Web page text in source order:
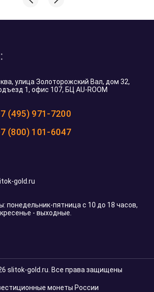
улица Золоторожский Вал, дом 32,
1, офис 107, БЦ AU-ROOM
(495) 971-7200
(800) 101-6047
gold.ru
понедельник-пятница с 10 до 18 часов,
- выходные.
slitok-gold.ru. Все права защищены
монеты России